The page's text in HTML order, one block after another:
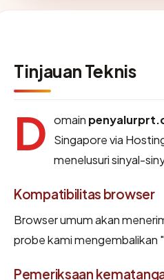
Tinjauan Teknis
D omain
Singapore via
menelusuri sinyal-
Kompatibilitas browser
Browser umum akan
probe kami mengembalikan
Pemeriksaan